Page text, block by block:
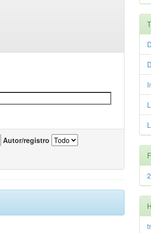
Autor/registro